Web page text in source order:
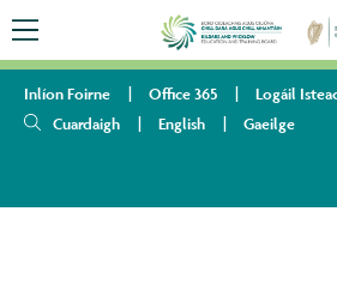
Inlíon Foirne Office 365
Logáil
Cuardaigh
English Gaeilge
HOME CAIRT SEIRBHÍSE DO